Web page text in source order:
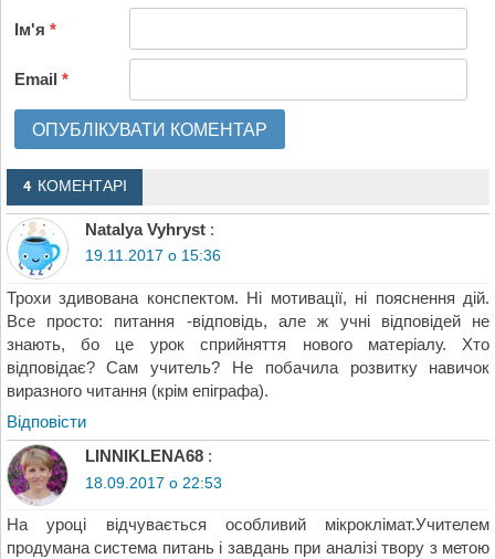
Ім'я*
Email*
4 КОМЕНТАРІ
Natalya Vyhryst :
19.11.2017 о 15:36
Трохи здивована конспектом. Ні мотивації, ні пояснення дій.
Все просто: питання -відповідь, але ж учні відповідей не
знають, бо це урок сприйняття нового матеріалу. Хто
відповідає? Сам учитель? Не побачила розвитку навичок
виразного читання (крім епіграфа).
Відповіcти
LINNIKLENA68 :
18.09.2017 о 22:53
На уроці відчувається особливий мікроклімат.Учителем
продумана система питань і завдань при аналізі твору з метою